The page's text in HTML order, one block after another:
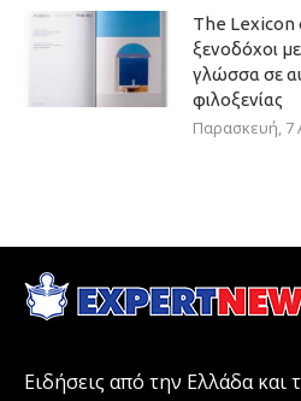
The Lexicon
ξενοδόχοι
γλώσσα σε
φιλοξενίας
Παρασκευή, 7
Ειδήσεις από την Ελλάδα και